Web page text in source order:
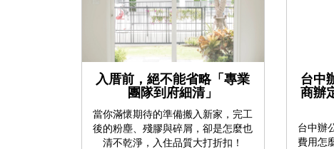
入厝前，絕不能省略「專業
團隊到府細清」
當你滿懷期待的準備搬入新家，完工
後的粉塵、殘膠與碎屑，卻是怎麼也
清不乾淨，入住品質大打折扣！
台中
商辦
台中辦
費用怎